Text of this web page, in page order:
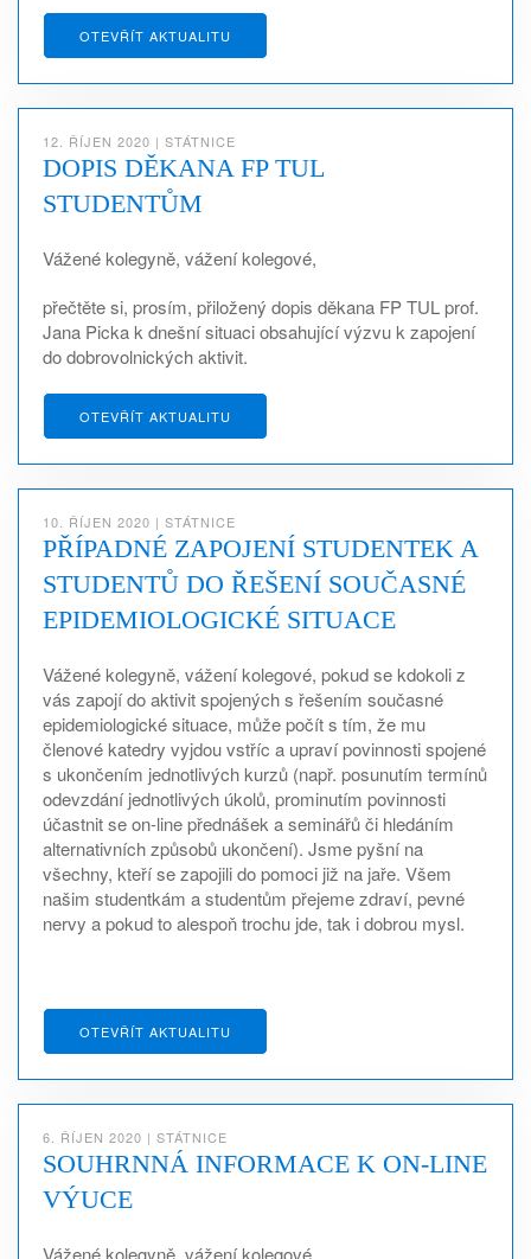
OTEVŘÍT AKTUALITU
12. ŘÍJEN 2020 | STÁTNICE
DOPIS DĚKANA FP TUL
STUDENTŮM
Vážené kolegyně, vážení kolegové,
přečtěte si, prosím, přiložený dopis děkana FP TUL prof.
Jana Picka k dnešní situaci obsahující výzvu k zapojení
do dobrovolnických aktivit.
OTEVŘÍT AKTUALITU
10. ŘÍJEN 2020 | STÁTNICE
PŘÍPADNÉ ZAPOJENÍ STUDENTEK A
STUDENTŮ DO ŘEŠENÍ SOUČASNÉ
EPIDEMIOLOGICKÉ SITUACE
Vážené kolegyně, vážení kolegové, pokud se kdokoli z
vás zapojí do aktivit spojených s řešením současné
epidemiologické situace, může počít s tím, že mu
členové katedry vyjdou vstříc a upraví povinnosti spojené
s ukončením jednotlivých kurzů (např. posunutím termínů
odevzdání jednotlivých úkolů, prominutím povinnosti
účastnit se on-line přednášek a seminářů či hledáním
alternativních způsobů ukončení). Jsme pyšní na
všechny, kteří se zapojili do pomoci již na jaře. Všem
našim studentkám a studentům přejeme zdraví, pevné
nervy a pokud to alespoň trochu jde, tak i dobrou mysl.
OTEVŘÍT AKTUALITU
6. ŘÍJEN 2020 | STÁTNICE
SOUHRNNÁ INFORMACE K ON-LINE
VÝUCE
Vážené kolegyně, vážení kolegové,